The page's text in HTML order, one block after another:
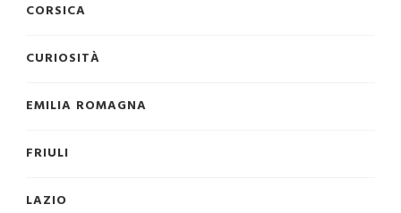
CORSICA
CURIOSITÀ
EMILIA ROMAGNA
FRIULI
LAZIO